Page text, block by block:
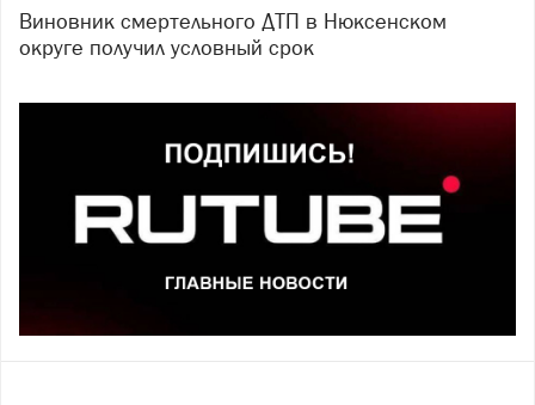
Виновник смертельного ДТП в Нюксенском
округе получил условный срок